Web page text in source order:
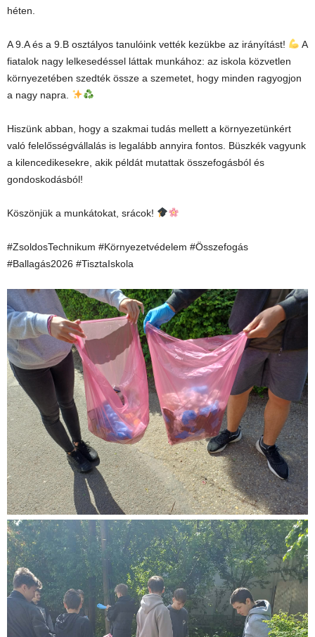
héten.
A 9.A és a 9.B osztályos tanulóink vették kezükbe az irányítást!
A
fiatalok nagy lelkesedéssel láttak munkához: az iskola közvetlen
környezetében szedték össze a szemetet, hogy minden ragyogjon
a nagy napra.
Hiszünk abban, hogy a szakmai tudás mellett a környezetünkért
való felelősségvállalás is legalább annyira fontos. Büszkék vagyunk
a kilencedikesekre, akik példát mutattak összefogásból és
gondoskodásból!
Köszönjük a munkátokat, srácok!
#ZsoldosTechnikum #Környezetvédelem #Összefogás
#Ballagás2026 #TisztaIskola